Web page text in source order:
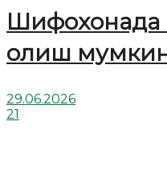
Шифохонада
олиш
29.06.2026
21